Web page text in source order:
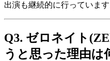
出演も継続的に行っています
Q3. ゼロネイト
うと思った理由は